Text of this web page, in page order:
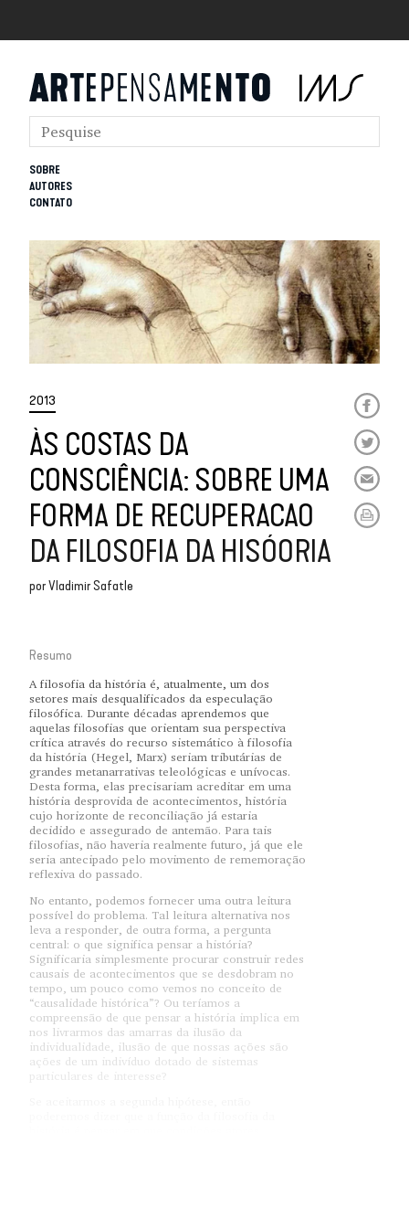
SOBRE
AUTORES
CONTATO
2013
ÀS COSTAS DA
CONSCIÊNCIA: SOBRE UMA
FORMA DE RECUPERACAO
DA FILOSOFIA DA HISÓORIA
porVladimir Safatle
Resumo
A filosofia da história é, atualmente, um dos
setores mais desqualificados da especulação
filosófica. Durante décadas aprendemos que
aquelas filosofias que orientam sua perspectiva
crítica através do recurso sistemático à filosofia
da história (Hegel, Marx) seriam tributárias de
grandes metanarrativas teleológicas e unívocas.
Desta forma, elas precisariam acreditar em uma
história desprovida de acontecimentos, história
cujo horizonte de reconciliação já estaria
decidido e assegurado de antemão. Para tais
filosofias, não haveria realmente futuro, já que ele
seria antecipado pelo movimento de rememoração
reflexiva do passado.
No entanto, podemos fornecer uma outra leitura
possível do problema. Tal leitura alternativa nos
leva a responder, de outra forma, a pergunta
central: o que significa pensar a história?
Significaria simplesmente procurar construir redes
causais de acontecimentos que se desdobram no
tempo, um pouco como vemos no conceito de
“causalidade histórica”? Ou teríamos a
compreensão de que pensar a história implica em
nos livrarmos das amarras da ilusão da
individualidade, ilusão de que nossas ações são
ações de um indivíduo dotado de sistemas
particulares de interesse?